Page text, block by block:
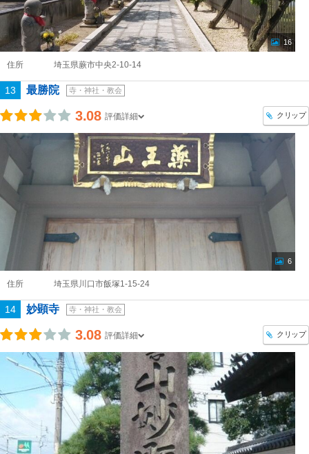
16
住所 埼玉県蕨市中央2-10-14
13 最勝院 寺・神社・教会
3.08 評価詳細 クリップ
6
住所 埼玉県川口市飯塚1-15-24
14 妙顕寺 寺・神社・教会
3.08 評価詳細 クリップ